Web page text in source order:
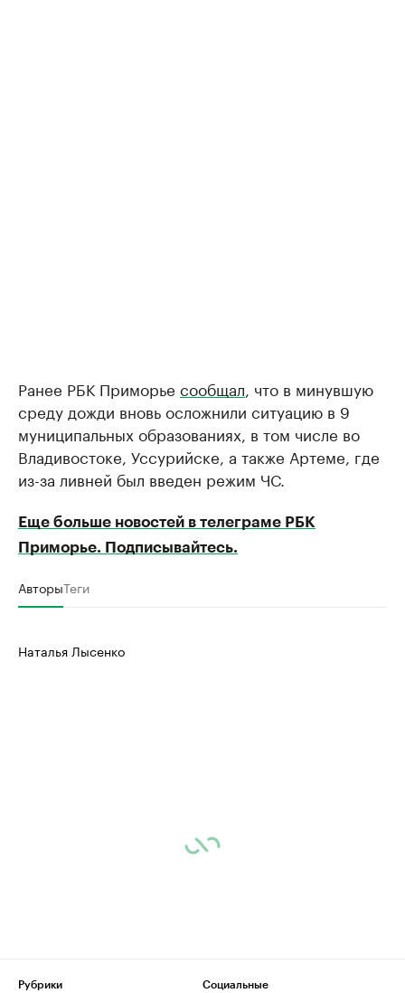
Ранее РБК Приморье сообщал , что в минувшую
среду дожди вновь осложнили ситуацию в 9
муниципальных образованиях, в том числе во
Владивостоке, Уссурийске, а также Артеме, где
из-за ливней был введен режим ЧС.
Еще больше новостей в телеграме РБК
Приморье. Подписывайтесь.
АвторыТеги
Наталья Лысенко
Рубрики
Социальные